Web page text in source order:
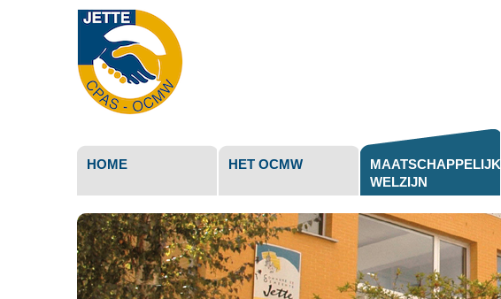
HOME HET OCMW
MAATSCHAPPELIJK
WELZIJN